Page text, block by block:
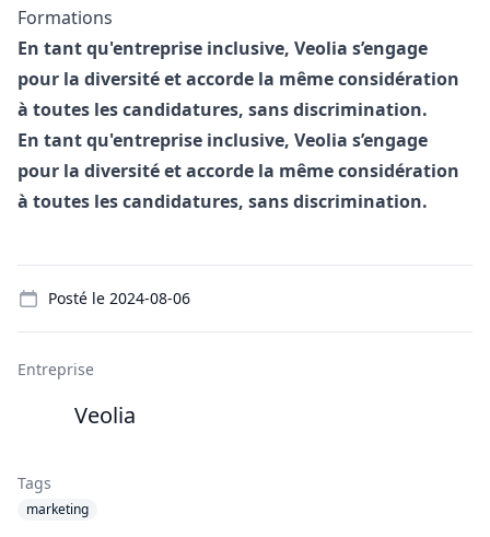
Formations
En tant qu'entreprise inclusive, Veolia s’engage
pour la diversité et accorde la même considération
à toutes les candidatures, sans discrimination.
En tant qu'entreprise inclusive, Veolia s’engage
pour la diversité et accorde la même considération
à toutes les candidatures, sans discrimination.
Posté le 2024-08-06
Entreprise
Veolia
Tags
marketing